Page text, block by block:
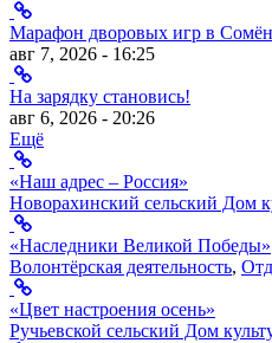
Марафон дворовых игр в
авг 7, 2026 - 16:25
На зарядку становись!
авг 6, 2026 - 20:26
Ещё
«Наш адрес – Россия»
Новорахинский сельский Дом
«Наследники Великой Победы»
Волонтёрская деятельность,
«Цвет настроения осень»
Ручьевской сельский Дом